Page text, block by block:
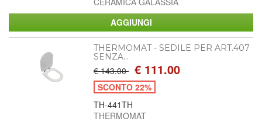
THERMOMAT - SEDILE PER ART.407
SENZA...
€ 143.00 € 111.00
SCONTO 22%
TH-441TH
THERMOMAT